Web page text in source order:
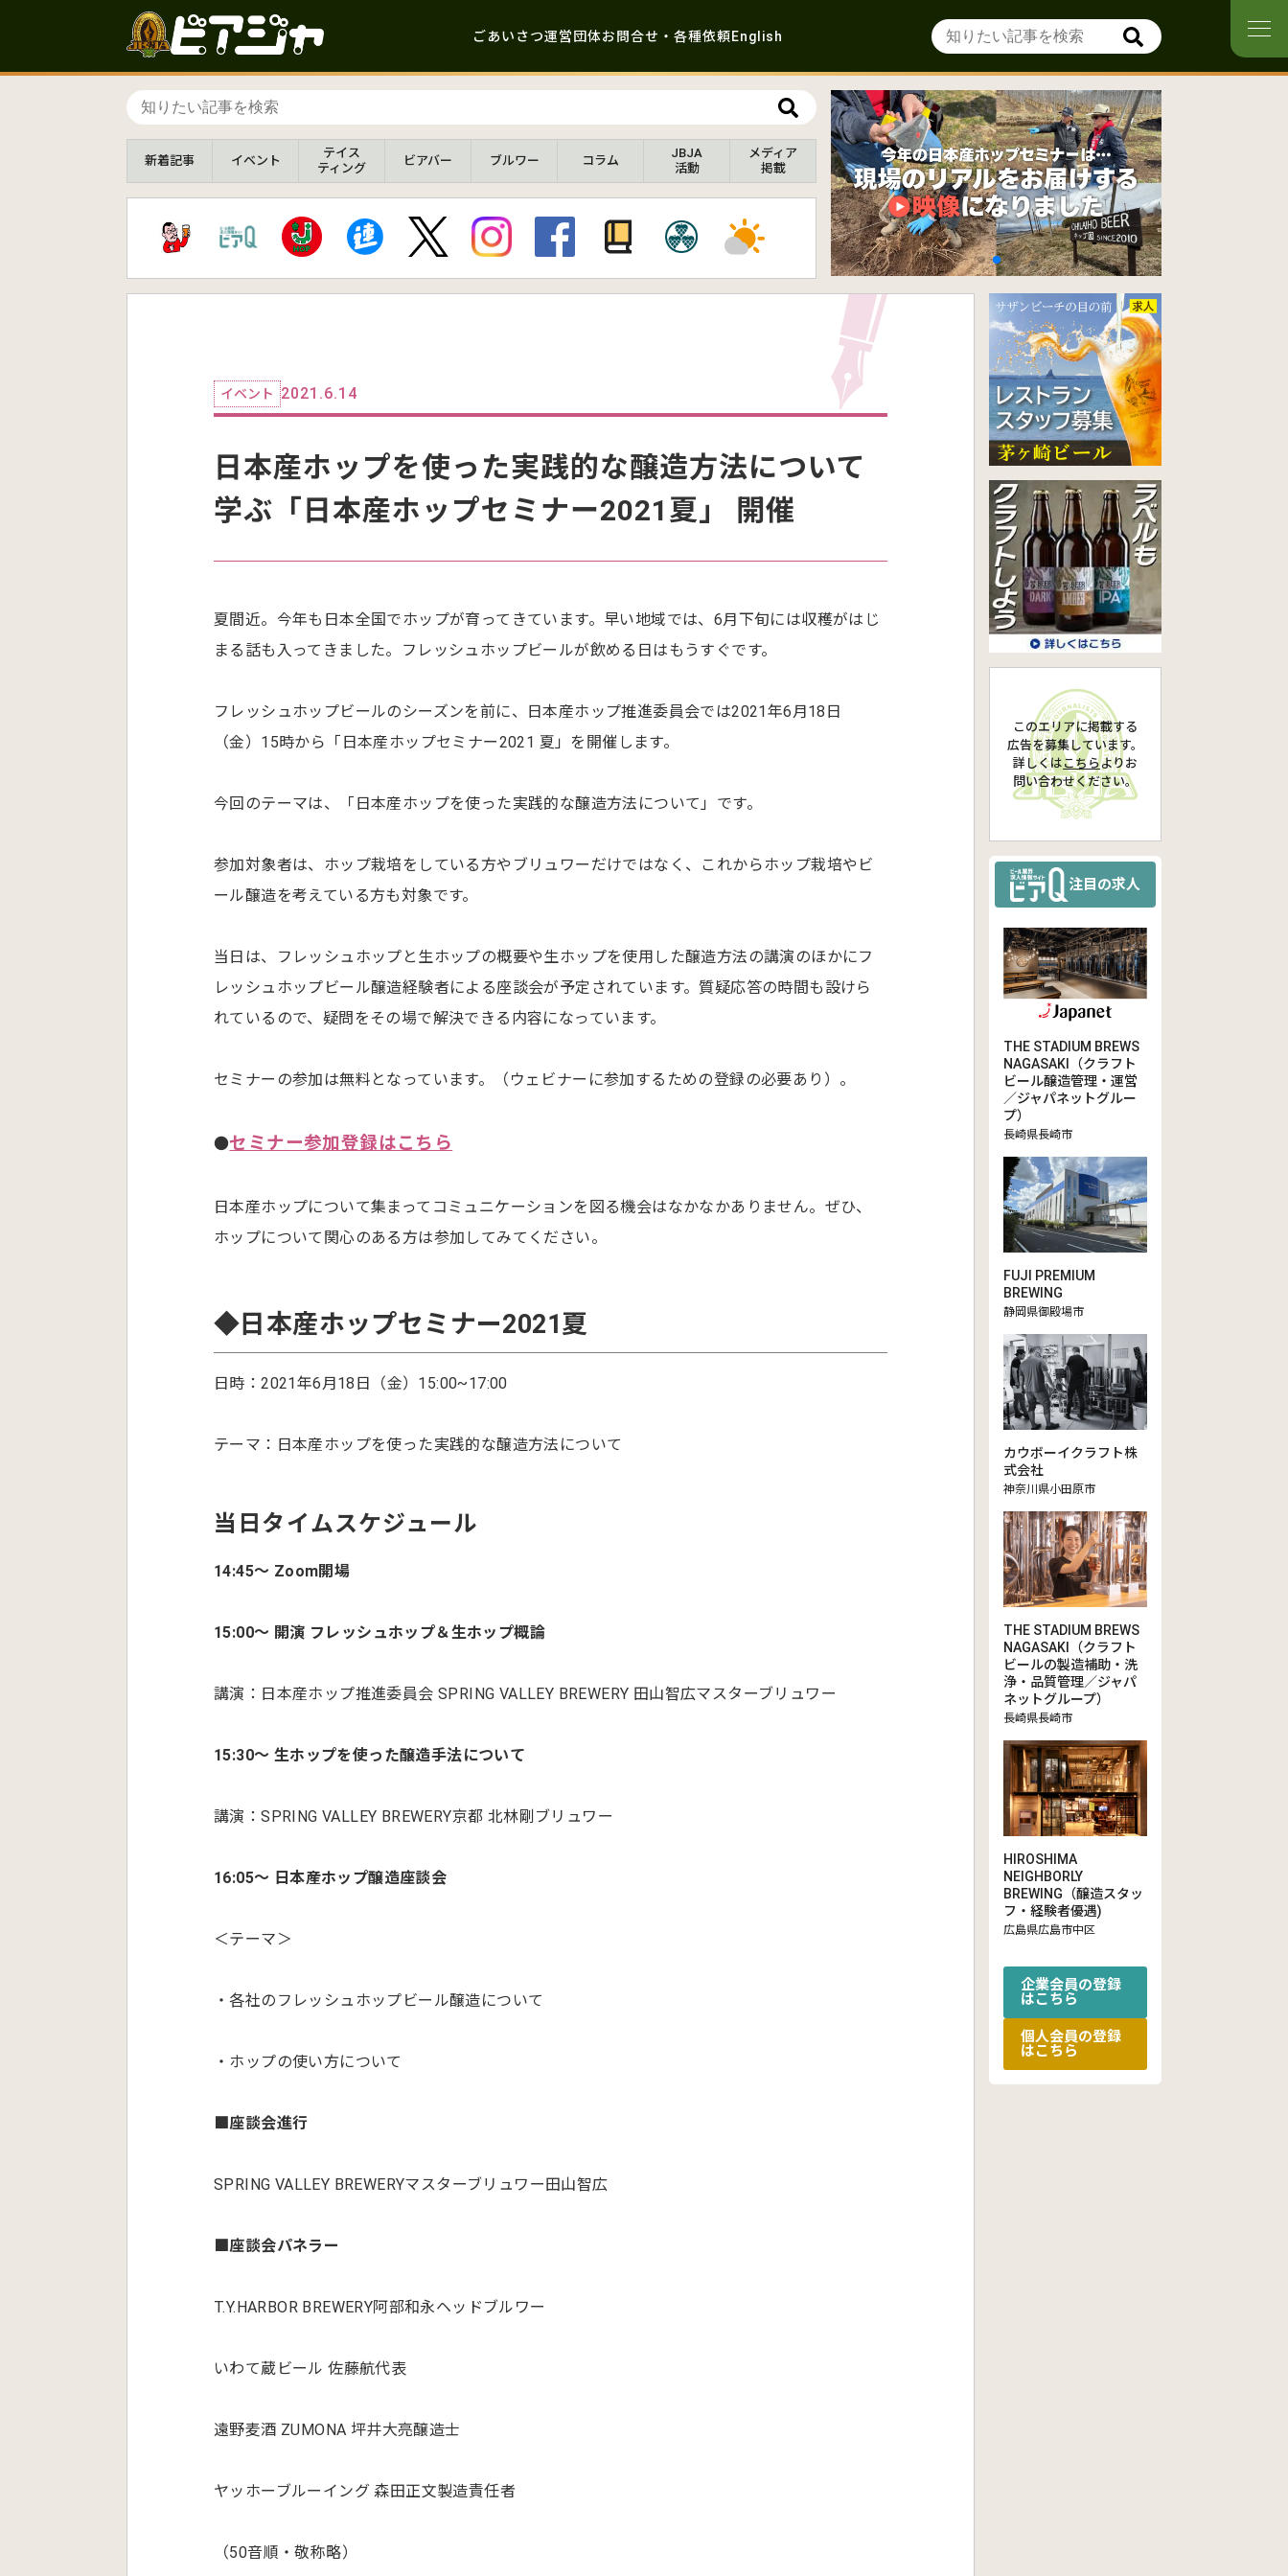
ごあいさつ運営団体お問合せ・各種依頼English
新着記事 イベント
テイス
ティング
ビアバー ブルワー コラム
JBJA
活動
メディア
掲載
イベント 2021.6.14
日本産ホップを使った実践的な醸造方法について
学ぶ「日本産ホップセミナー2021夏」 開催
夏間近。今年も日本全国でホップが育ってきています。早い地域では、6月下旬には収穫がはじ
まる話も入ってきました。フレッシュホップビールが飲める日はもうすぐです。
フレッシュホップビールのシーズンを前に、日本産ホップ推進委員会では2021年6月18日
（金）15時から「日本産ホップセミナー2021 夏」を開催します。
今回のテーマは、「日本産ホップを使った実践的な醸造方法について」です。
参加対象者は、ホップ栽培をしている方やブリュワーだけではなく、これからホップ栽培やビ
ール醸造を考えている方も対象です。
当日は、フレッシュホップと生ホップの概要や生ホップを使用した醸造方法の講演のほかにフ
レッシュホップビール醸造経験者による座談会が予定されています。質疑応答の時間も設けら
れているので、疑問をその場で解決できる内容になっています。
セミナーの参加は無料となっています。（ウェビナーに参加するための登録の必要あり）。
●セミナー参加登録はこちら
日本産ホップについて集まってコミュニケーションを図る機会はなかなかありません。ぜひ、
ホップについて関心のある方は参加してみてください。
◆日本産ホップセミナー2021夏
日時：2021年6月18日（金）15:00~17:00
テーマ：日本産ホップを使った実践的な醸造方法について
当日タイムスケジュール
14:45〜 Zoom開場
15:00〜 開演 フレッシュホップ＆生ホップ概論
講演：日本産ホップ推進委員会 SPRING VALLEY BREWERY 田山智広マスターブリュワー
15:30〜 生ホップを使った醸造手法について
講演：SPRING VALLEY BREWERY京都 北林剛ブリュワー
16:05〜 日本産ホップ醸造座談会
＜テーマ＞
・各社のフレッシュホップビール醸造について
・ホップの使い方について
■座談会進行
SPRING VALLEY BREWERYマスターブリュワー田山智広
■座談会パネラー
T.Y.HARBOR BREWERY阿部和永ヘッドブルワー
いわて蔵ビール 佐藤航代表
遠野麦酒 ZUMONA 坪井大亮醸造士
ヤッホーブルーイング 森田正文製造責任者
（50音順・敬称略）
このエリアに掲載する
広告を募集しています。
詳しくは こちらより お
問い合わせください。
注目の求人
THE STADIUM BREWS
NAGASAKI（クラフト
ビール醸造管理・運営
／ジャパネットグルー
プ）
長崎県長崎市
FUJI PREMIUM
BREWING
静岡県御殿場市
カウボーイクラフト株
式会社
神奈川県小田原市
THE STADIUM BREWS
NAGASAKI（クラフト
ビールの製造補助・洗
浄・品質管理／ジャパ
ネットグループ）
長崎県長崎市
HIROSHIMA
NEIGHBORLY
BREWING（醸造スタッ
フ・経験者優遇)
広島県広島市中区
企業会員の登録
はこちら
個人会員の登録
はこちら